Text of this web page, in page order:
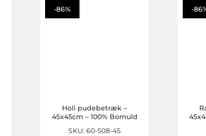
-86%
Holi pudebetræk –
45x45cm – 100% Bomuld
SKU: 60-508-45
-